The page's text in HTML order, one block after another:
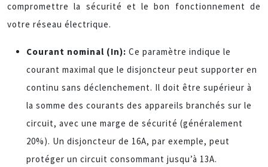
compromettre la sécurité et le bon fonctionnement de
votre réseau électrique.
Courant nominal (In): Ce paramètre indique le
courant maximal que le disjoncteur peut supporter en
continu sans déclenchement. Il doit être supérieur à
la somme des courants des appareils branchés sur le
circuit, avec une marge de sécurité (généralement
20%). Un disjoncteur de 16A, par exemple, peut
protéger un circuit consommant jusqu’à 13A.